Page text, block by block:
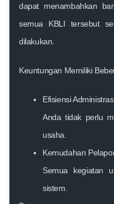
dapat menambahkan
semua KBLI tersebut
dilakukan.
Keuntungan Memiliki
Efisiensi
Anda tidak perlu
usaha.
Kemudahan
Semua kegiatan
sistem.